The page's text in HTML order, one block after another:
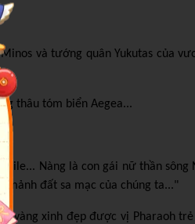
và tướng quân Yukutas của
thâu tóm biển Aegea...
Nàng là con gái nữ thần sông
mảnh đất sa mạc của chúng ta..."
vàng xinh đẹp được vị Pharaoh trẻ